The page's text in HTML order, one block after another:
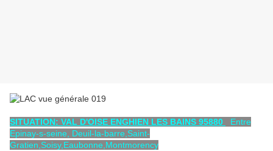
SITUATION: VAL D'OISE ENGHIEN LES BAINS 95880
Entre
Epinay-s-seine, Deuil-la-barre,Saint-
Gratien,Soisy,Eaubonne,Montmorency